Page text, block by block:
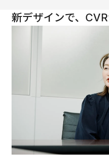
新デザインで、